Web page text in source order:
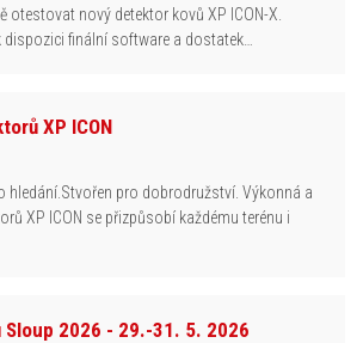
otestovat nový detektor kovů XP ICON-X.
finální software a dostatek…
XP ICON
hledání.Stvořen pro dobrodružství. Výkonná a
XP ICON se přizpůsobí každému terénu i
Sloup 2026 - 29.-31. 5. 2026